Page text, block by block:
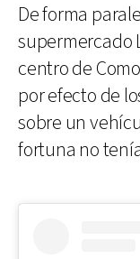
De forma
supermercado
centro de
por efecto de
sobre un
fortuna no